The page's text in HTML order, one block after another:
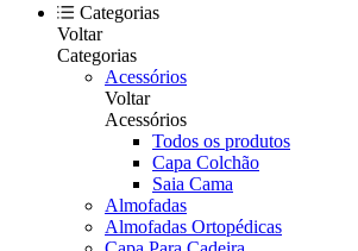
Categorias
Voltar
Categorias
Acessórios
Voltar
Acessórios
Todos os produtos
Capa Colchão
Saia Cama
Almofadas
Almofadas Ortopédicas